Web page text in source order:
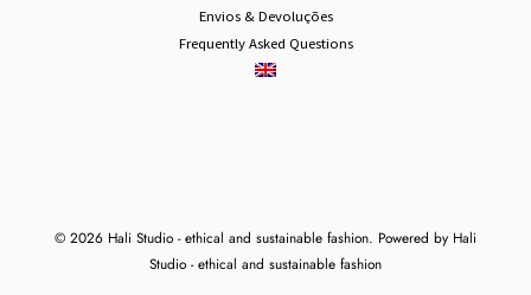
Envios & Devoluções
Frequently Asked Questions
© 2026 Hali Studio - ethical and sustainable fashion. Powered by Hali
Studio - ethical and sustainable fashion